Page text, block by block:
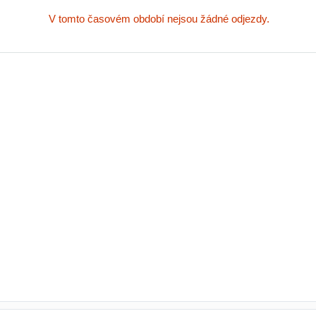
V tomto časovém období nejsou žádné odjezdy.